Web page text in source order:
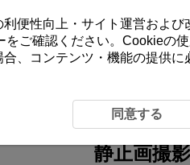
静止画撮
便性向上・サイト運営およ
をご確認ください。Cookieの
、コンテンツ・機能の提供
同意する